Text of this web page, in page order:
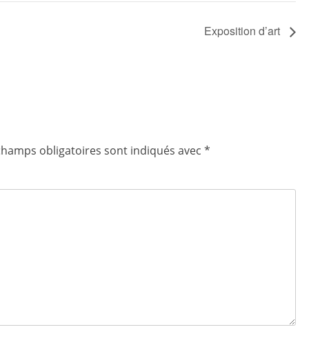
Exposition d’art
obligatoires sont indiqués avec *